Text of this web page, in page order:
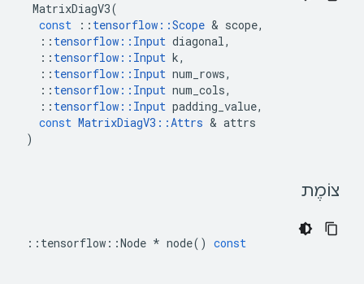
MatrixDiagV3(
const
:: tensorflow ::Scope & scope,
:: tensorflow :: Input diagonal,
:: tensorflow :: Input k,
:: tensorflow :: Input num_rows,
:: tensorflow :: Input num_cols,
:: tensorflow :: Input padding_value,
const MatrixDiagV3 ::Attrs & attrs
)
צוֹמֶת
:: tensorflow ::Node * node() const